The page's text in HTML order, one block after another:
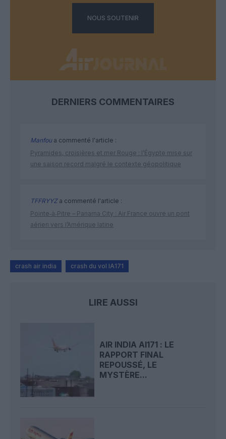
NOUS SOUTENIR
DERNIERS COMMENTAIRES
Manfoua commenté l'article :
Pyramides, croisières et mer Rouge : l’Égypte mise sur
une saison record malgré le contexte géopolitique
TFFRYYZa commenté l'article :
Pointe‑à‑Pitre – Panama City : Air France ouvre un pont
aérien vers l’Amérique latine
crash air india crash du vol IA171
LIRE AUSSI
AIR INDIA AI171 : LE
RAPPORT FINAL
REPOUSSÉ, LE
MYSTÈRE...